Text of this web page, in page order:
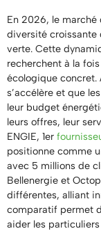
En 2026, le marché
diversité croissante
verte. Cette
recherchent à la
écologique concret.
s’accélère et que
leur budget
leurs offres, leur
ENGIE, 1er
positionne comme
avec 5 millions de
Bellenergie et
différentes, alliant
comparatif permet
aider les